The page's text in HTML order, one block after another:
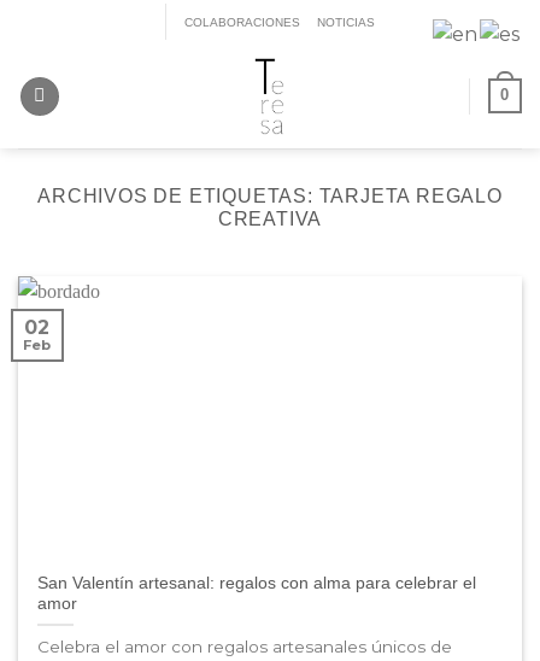
contenido
COLABORACIONES NOTICIAS
0
ARCHIVOS DE ETIQUETAS: TARJETA REGALO
CREATIVA
San Valentín artesanal: regalos con alma para celebrar el
amor
Celebra el amor con regalos artesanales únicos de
02
Feb